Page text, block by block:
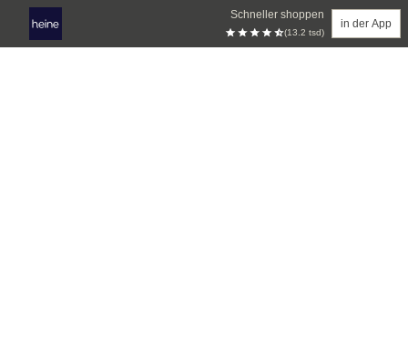
Schneller shoppen
(13.2 tsd)
in der App